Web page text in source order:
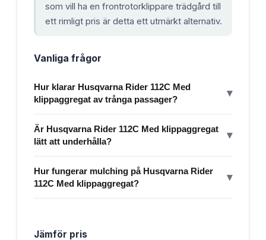
som vill ha en frontrotorklippare trädgård till
ett rimligt pris är detta ett utmärkt alternativ.
Vanliga frågor
Hur klarar Husqvarna Rider 112C Med
klippaggregat av trånga passager?
▾
Är Husqvarna Rider 112C Med klippaggregat
lätt att underhålla?
▾
Hur fungerar mulching på Husqvarna Rider
112C Med klippaggregat?
▾
Jämför pris